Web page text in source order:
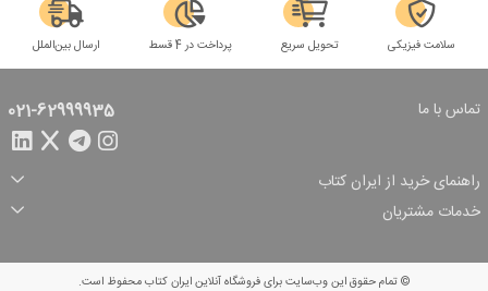
سلامت فیزیکی تحویل سریع پرداخت در 4 قسط ارسال بین‌الملل
تماس با ما 021-62999935
راهنمای خرید از ایران کتاب
ثبت سفارش
شرایط ارسال سفارش
شیوه پرداخت
تخفیف‌های خرید
خدمات مشتریان
© تمام حقوق این وب‌سایت برای فروشگاه آنلاین ایران کتاب محفوظ است.